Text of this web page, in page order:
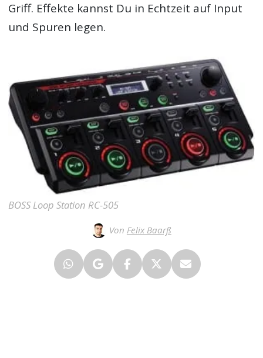
Griff. Effekte kannst Du in Echtzeit auf Input
und Spuren legen.
BOSS Loop Station RC-505
Von Felix Baarß